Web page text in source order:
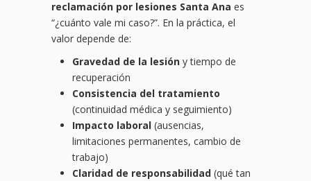
reclamación por lesiones Santa Ana es
“¿cuánto vale mi caso?”. En la práctica, el
valor depende de:
Gravedad de la lesión y tiempo de
recuperación
Consistencia del tratamiento
(continuidad médica y seguimiento)
Impacto laboral (ausencias,
limitaciones permanentes, cambio de
trabajo)
Claridad de responsabilidad (qué tan